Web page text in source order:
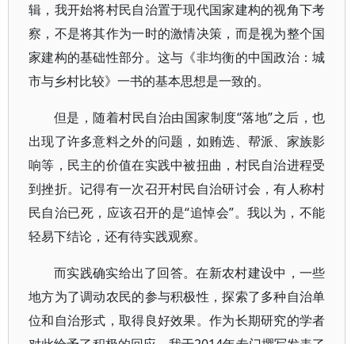
辑，我开始将村民自治置于现代国家建构的视角下考
察，不是将其作为一时的激情决策，而是视为整个国
家建构的基础性部分。这与《非均衡的中国政治：城
市与乡村比较》一书的基本思想是一致的。
但是，随着村民自治由国家制度“落地”之后，也
出现了许多意料之外的问题，如贿选、帮派、家族影
响等，民主的价值在实践中被扭曲，村民自治进程受
到挫折。记得有一次召开村民自治研讨会，有人称村
民自治已死，应该召开的是“追悼会”。我以为，不能
轻易下结论，还有待实践观察。
而实践确实给出了回答。在新农村建设中，一些
地方为了调动农民的参与积极性，探索了多种自治单
位和自治形式，取得良好效果。作为长期研究的学者